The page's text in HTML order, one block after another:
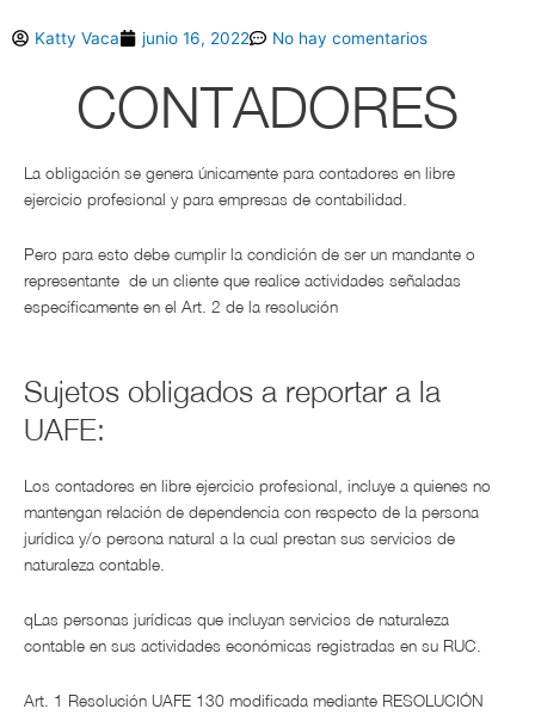
Katty Vaca junio 16, 2022 No hay comentarios
CONTADORES
La obligación se genera únicamente para contadores en libre
ejercicio profesional y para empresas de contabilidad.
Pero para esto debe cumplir la condición de ser un mandante o
representante de un cliente que realice actividades señaladas
específicamente en el Art. 2 de la resolución
Sujetos obligados a reportar a la
UAFE:
Los contadores en libre ejercicio profesional, incluye a quienes no
mantengan relación de dependencia con respecto de la persona
jurídica y/o persona natural a la cual prestan sus servicios de
naturaleza contable.
qLas personas jurídicas que incluyan servicios de naturaleza
contable en sus actividades económicas registradas en su RUC.
Art. 1 Resolución UAFE 130 modificada mediante RESOLUCIÓN